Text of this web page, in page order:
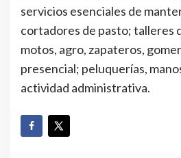
servicios esenciales de
cortadores de pasto; talleres
motos, agro, zapateros,
presencial; peluquerías,
actividad administrativa.